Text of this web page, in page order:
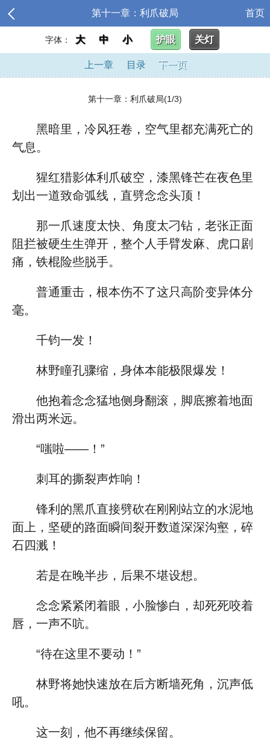
第十一章：利爪破局 首页
字体： 大 中 小 护眼 关灯
上一章 目录 下一页
第十一章：利爪破局(1/3)
黑暗里，冷风狂卷，空气里都充满死亡的
气息。
猩红猎影体利爪破空，漆黑锋芒在夜色里
划出一道致命弧线，直劈念念头顶！
那一爪速度太快、角度太刁钻，老张正面
阻拦被硬生生弹开，整个人手臂发麻、虎口剧
痛，铁棍险些脱手。
普通重击，根本伤不了这只高阶变异体分
毫。
千钧一发！
林野瞳孔骤缩，身体本能极限爆发！
他抱着念念猛地侧身翻滚，脚底擦着地面
滑出两米远。
“嗤啦——！”
刺耳的撕裂声炸响！
锋利的黑爪直接劈砍在刚刚站立的水泥地
面上，坚硬的路面瞬间裂开数道深深沟壑，碎
石四溅！
若是在晚半步，后果不堪设想。
念念紧紧闭着眼，小脸惨白，却死死咬着
唇，一声不吭。
“待在这里不要动！”
林野将她快速放在后方断墙死角，沉声低
吼。
这一刻，他不再继续保留。